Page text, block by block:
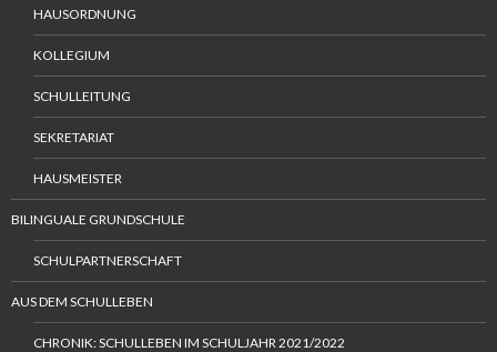
HAUSORDNUNG
KOLLEGIUM
SCHULLEITUNG
SEKRETARIAT
HAUSMEISTER
BILINGUALE GRUNDSCHULE
SCHULPARTNERSCHAFT
AUS DEM SCHULLEBEN
CHRONIK: SCHULLEBEN IM SCHULJAHR 2021/2022